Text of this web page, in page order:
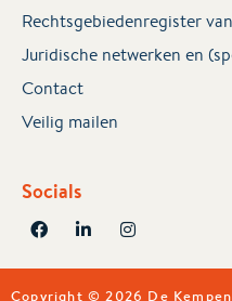
Rechtsgebiedenregister
Juridische netwerken en
Contact
Veilig mailen
Socials
Copyright © 2026 De